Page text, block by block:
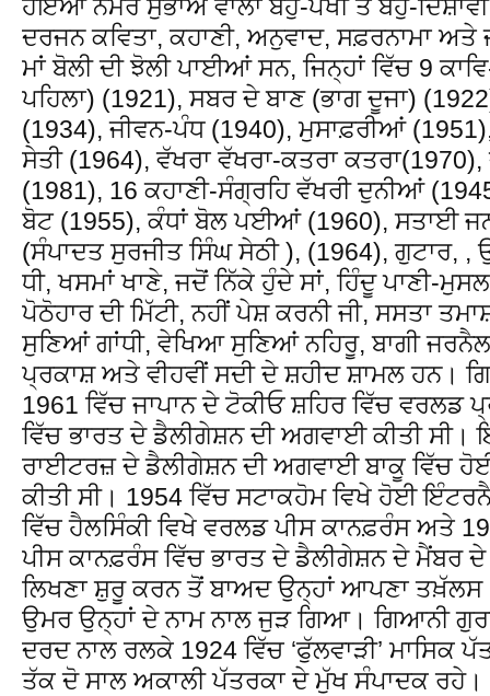
ਹੋਇਆ ਨਮਰ ਸੁਭਾਅ ਵਾਲਾ ਬਹੁ-ਪੱਖੀ ਤੇ ਬਹੁ-
ਦਰਜਨ ਕਵਿਤਾ, ਕਹਾਣੀ, ਅਨੁਵਾਦ, ਸਫ਼ਰਨਾਮਾ
ਮਾਂ ਬੋਲੀ ਦੀ ਝੋਲੀ ਪਾਈਆਂ ਸਨ, ਜਿਨ੍ਹਾਂ ਵਿੱਚ 9
ਪਹਿਲਾ) (1921), ਸਬਰ ਦੇ ਬਾਣ (ਭਾਗ ਦੂਜਾ)
(1934), ਜੀਵਨ-ਪੰਧ (1940), ਮੁਸਾਫ਼ਰੀਆਂ
ਸੇਤੀ (1964), ਵੱਖਰਾ ਵੱਖਰਾ-ਕਤਰਾ
(1981), 16 ਕਹਾਣੀ-ਸੰਗ੍ਰਹਿ ਵੱਖਰੀ ਦੁਨੀਆਂ
ਬੋਟ (1955), ਕੰਧਾਂ ਬੋਲ ਪਈਆਂ (1960), ਸਤਾਈ
(ਸੰਪਾਦਤ ਸੁਰਜੀਤ ਸਿੰਘ ਸੇਠੀ ), (1964), ਗੁਟਾਰ, ,
ਧੀ, ਖਸਮਾਂ ਖਾਣੇ, ਜਦੋਂ ਨਿੱਕੇ ਹੁੰਦੇ ਸਾਂ, ਹਿੰਦੂ ਪਾਣੀ-
ਪੋਠੋਹਾਰ ਦੀ ਮਿੱਟੀ, ਨਹੀਂ ਪੇਸ਼ ਕਰਨੀ ਜੀ, ਸਸਤਾ
ਸੁਣਿਆਂ ਗਾਂਧੀ, ਵੇਖਿਆ ਸੁਣਿਆਂ ਨਹਿਰੂ, ਬਾਗੀ
ਪ੍ਰਕਾਸ਼ ਅਤੇ ਵੀਹਵੀਂ ਸਦੀ ਦੇ ਸ਼ਹੀਦ ਸ਼ਾਮਲ ਹਨ।
1961 ਵਿੱਚ ਜਾਪਾਨ ਦੇ ਟੋਕੀਓ ਸ਼ਹਿਰ ਵਿੱਚ ਵਰਲਡ
ਵਿੱਚ ਭਾਰਤ ਦੇ ਡੈਲੀਗੇਸ਼ਨ ਦੀ ਅਗਵਾਈ ਕੀਤੀ
ਰਾਈਟਰਜ਼ ਦੇ ਡੈਲੀਗੇਸ਼ਨ ਦੀ ਅਗਵਾਈ ਬਾਕੂ ਵਿੱਚ
ਕੀਤੀ ਸੀ। 1954 ਵਿੱਚ ਸਟਾਕਹੋਮ ਵਿਖੇ ਹੋਈ
ਵਿੱਚ ਹੈਲਸਿੰਕੀ ਵਿਖੇ ਵਰਲਡ ਪੀਸ ਕਾਨਫ਼ਰੰਸ ਅਤੇ
ਪੀਸ ਕਾਨਫ਼ਰੰਸ ਵਿੱਚ ਭਾਰਤ ਦੇ ਡੈਲੀਗੇਸ਼ਨ ਦੇ ਮੈਂਬਰ
ਲਿਖਣਾ ਸ਼ੁਰੂ ਕਰਨ ਤੋਂ ਬਾਅਦ ਉਨ੍ਹਾਂ ਆਪਣਾ ਤਖ਼ੱਲਸ
ਉਮਰ ਉਨ੍ਹਾਂ ਦੇ ਨਾਮ ਨਾਲ ਜੁੜ ਗਿਆ। ਗਿਆਨੀ
ਦਰਦ ਨਾਲ ਰਲਕੇ 1924 ਵਿੱਚ ‘ਫੁੱਲਵਾੜੀ’ ਮਾਸਿਕ
ਤੱਕ ਦੋ ਸਾਲ ਅਕਾਲੀ ਪੱਤਰਕਾ ਦੇ ਮੁੱਖ ਸੰਪਾਦਕ ਰਹੇ।